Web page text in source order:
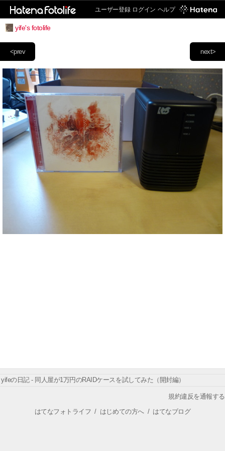
ユーザー登録 ログイン ヘルプ
yife's fotolife
next>
<prev
yifeの日記 - 同人屋が1万円のRAIDケースを試してみた（開封編）
規約違反を通報する
はてなフォトライフ / はじめての方へ/ はてなブログ